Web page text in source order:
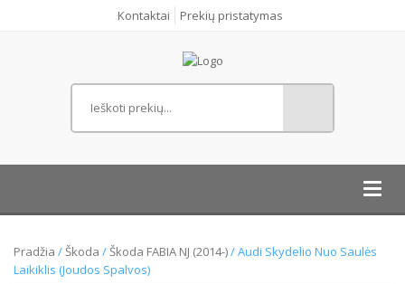
Kontaktai Prekių pristatymas
Pradžia / Škoda / Škoda FABIA NJ (2014-)/ Audi Skydelio Nuo Saulės
Laikiklis (Joudos Spalvos)